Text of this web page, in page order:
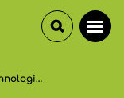
DEC Technologie du génie électrique - Réseaux et télécommunications